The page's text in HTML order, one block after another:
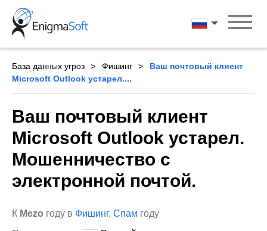
Skip
content
Русский
База данных угроз Фишинг
Ваш почтовый клиент
Microsoft Outlook устарел....
Ваш почтовый клиент
Microsoft Outlook устарел.
Мошенничество с
электронной почтой.
К Mezo году в Фишинг, Спам году